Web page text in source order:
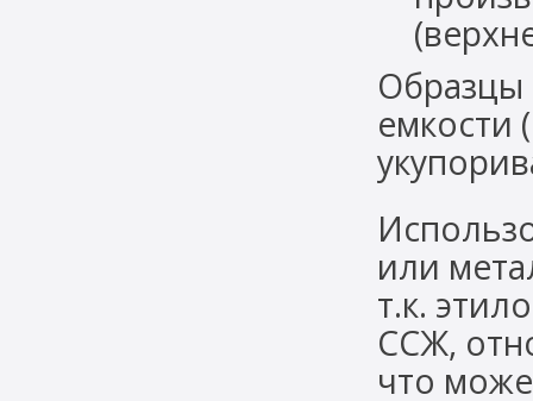
Образцы
емкости
или
т.к.
ССЖ,
что